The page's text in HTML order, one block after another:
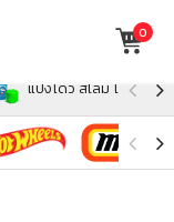
0
แป้งโดว์ สไลม์ โฟม สำห